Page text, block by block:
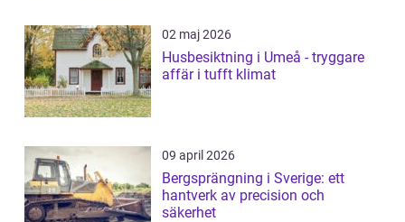
02 maj 2026
Husbesiktning i Umeå - tryggare
affär i tufft klimat
09 april 2026
Bergsprängning i Sverige: ett
hantverk av precision och
säkerhet